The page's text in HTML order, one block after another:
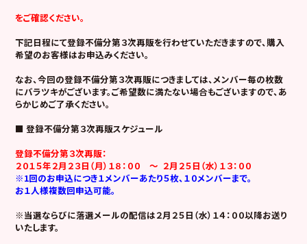
をご確認ください。
下記日程にて登録不備分第３次再販を行わせていただきますので、購入
希望のお客様はお申込みください。
なお、今回の登録不備分第３次再販につきましては、メンバー毎の枚数
にバラツキがございます。ご希望数に満たない場合もございますので、あ
らかじめご了承ください。
■ 登録不備分第３次再販スケジュール
登録不備分第３次再販：
２０１５年２月２３日（月）１８：００ ～ ２月２５日（水）１３：００
※1回のお申込につき１メンバーあたり５枚、１０メンバーまで。
お１人様複数回申込可能。
※当選ならびに落選メールの配信は２月２５日（水）１４：００以降お送り
いたします。